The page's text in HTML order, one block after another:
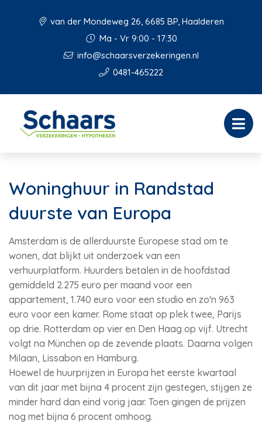
van der Mondeweg 26, 6685 BP, Haalderen
Ma - Vr 9:00 - 17:30
info@schaarsverzekeringen.nl
0481-465222
Woninghuur in Randstad
duurste van Europa
Amsterdam is de allerduurste Europese stad om te
wonen, dat blijkt uit onderzoek van een
verhuurplatform. Huurders betalen in de hoofdstad
gemiddeld 2.275 euro per maand voor een
appartement, 1.740 euro voor een studio en zo'n 963
euro voor een kamer. Rome staat op plek twee, Parijs
op drie. Rotterdam op vier en Den Haag op vijf. Utrecht
volgt na München op de zevende plaats. Daarna volgen
Milaan, Lissabon en Hamburg.
Hoewel de huurprijzen in Europa het eerste kwartaal
van dit jaar met bijna 4 procent zijn gestegen, stijgen ze
minder hard dan eind vorig jaar. Toen gingen de prijzen
nog met bijna 6 procent omhoog.